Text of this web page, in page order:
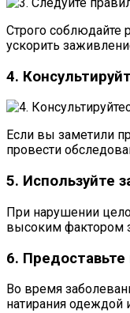
Строго соблюдайте
ускорить
4.
Если вы заметили
провести
5. Используйте
При нарушении
высоким фактором
6.
Во время
натирания одеждой